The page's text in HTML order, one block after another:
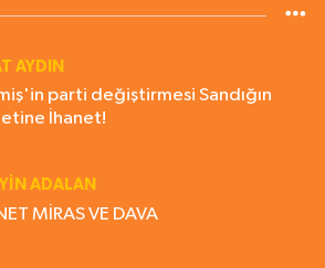
AYDIN
parti değiştirmesi Sandığın
İhanet!
ADALAN
MİRAS VE DAVA